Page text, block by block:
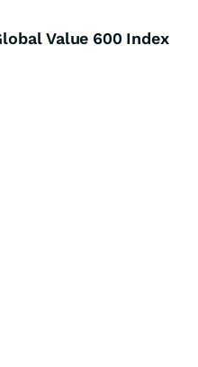
Value 600 Index